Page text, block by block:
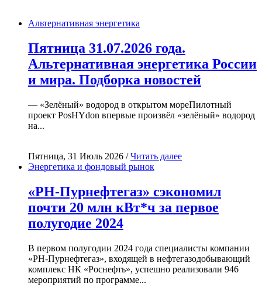
Альтернативная энергетика
Пятница 31.07.2026 года.
Альтернативная энергетика России
и мира. Подборка новостей
— «Зелёный» водород в открытом мореПилотный
проект PosHYdon впервые произвёл «зелёный» водород
на...
Пятница, 31 Июль 2026 /Читать далее
Энергетика и фондовый рынок
«РН-Пурнефтегаз» сэкономил
почти 20 млн кВт*ч за первое
полугодие 2024
В первом полугодии 2024 года специалисты компании
«РН-Пурнефтегаз», входящей в нефтегазодобывающий
комплекс НК «Роснефть», успешно реализовали 946
мероприятий по программе...